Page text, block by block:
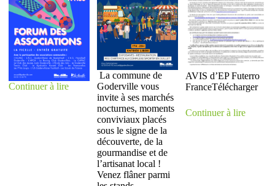
Continuer à lire
La commune de
Goderville vous
invite à ses marchés
nocturnes, moments
conviviaux placés
sous le signe de la
découverte, de la
gourmandise et de
l’artisanat local !
Venez flâner parmi
AVIS d’EP Futerro
FranceTélécharger
Continuer à lire